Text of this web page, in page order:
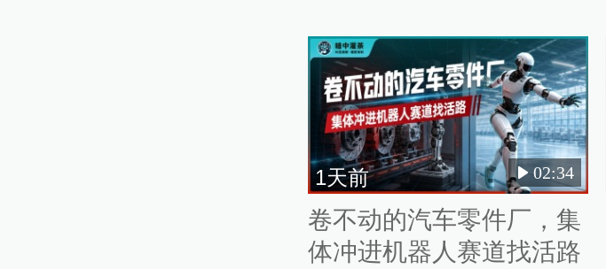
1天前 02:34
卷不动的汽车零件厂，集
体冲进机器人赛道找活路